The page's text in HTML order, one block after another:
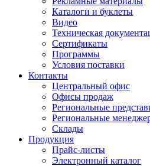
Каталоги и буклеты
Видео
Техническая
Сертификаты
Программы
Условия поставки
Контакты
Центральный офис
Офисы продаж
Региональные
Региональные
Склады
Продукция
Прайс-листы
Электронный каталог